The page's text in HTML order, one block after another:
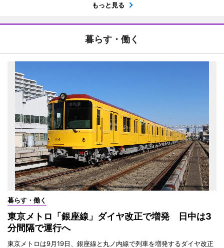
もっと見る
暮らす・働く
暮らす・働く
東京メトロ「銀座線」ダイヤ改正で増発 日中は3
分間隔で運行へ
東京メトロは9月19日、銀座線と丸ノ内線で列車を増発するダイヤ改正